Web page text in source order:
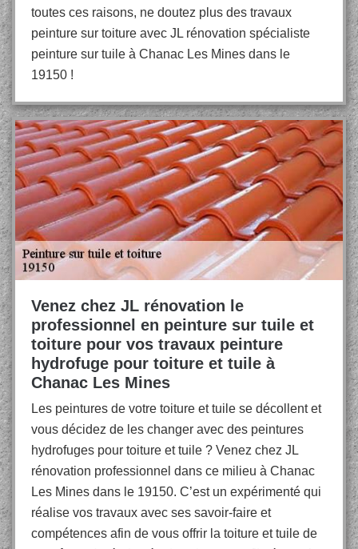
toutes ces raisons, ne doutez plus des travaux
peinture sur toiture avec JL rénovation spécialiste
peinture sur tuile à Chanac Les Mines dans le
19150 !
Venez chez JL rénovation le
professionnel en peinture sur tuile et
toiture pour vos travaux peinture
hydrofuge pour toiture et tuile à
Chanac Les Mines
Les peintures de votre toiture et tuile se décollent et
vous décidez de les changer avec des peintures
hydrofuges pour toiture et tuile ? Venez chez JL
rénovation professionnel dans ce milieu à Chanac
Les Mines dans le 19150. C’est un expérimenté qui
réalise vos travaux avec ses savoir-faire et
compétences afin de vous offrir la toiture et tuile de